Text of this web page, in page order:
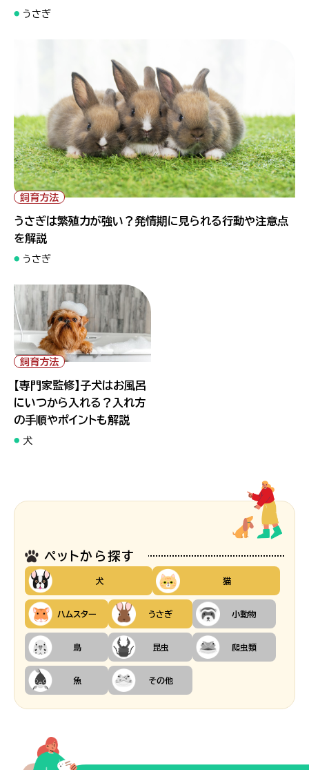
うさぎ
飼育方法
うさぎは繁殖力が強い？発情期に見られる行動や注意点
を解説
うさぎ
飼育方法
【専門家監修】子犬はお風呂
にいつから入れる？入れ方
の手順やポイントも解説
犬
ペットから探す
犬 猫
ハムスター うさぎ 小動物
鳥 昆虫 爬虫類
魚 その他